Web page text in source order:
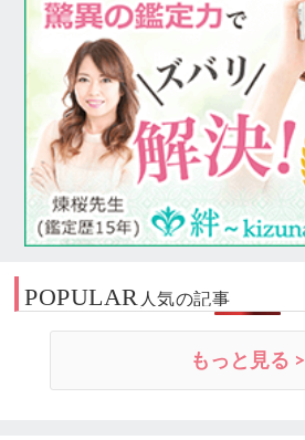
POPULAR人気の記事
もっと見る >